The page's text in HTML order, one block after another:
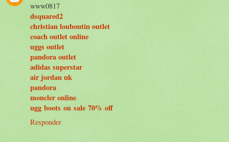
www0817
dsquared2
christian louboutin outlet
coach outlet online
uggs outlet
pandora outlet
adidas superstar
air jordan uk
pandora
moncler online
ugg boots on sale 70% off
Responder